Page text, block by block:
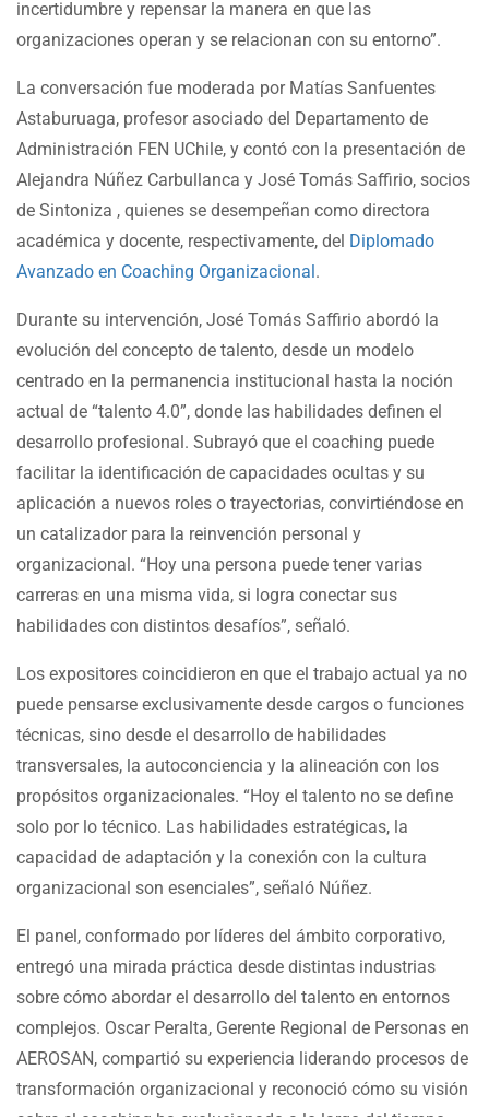
incertidumbre y repensar la manera en que las
organizaciones operan y se relacionan con su entorno”.
La conversación fue moderada por Matías Sanfuentes
Astaburuaga, profesor asociado del Departamento de
Administración FEN UChile, y contó con la presentación de
Alejandra Núñez Carbullanca y José Tomás Saffirio, socios
de Sintoniza , quienes se desempeñan como directora
académica y docente, respectivamente, del Diplomado
Avanzado en Coaching Organizacional.
Durante su intervención, José Tomás Saffirio abordó la
evolución del concepto de talento, desde un modelo
centrado en la permanencia institucional hasta la noción
actual de “talento 4.0”, donde las habilidades definen el
desarrollo profesional. Subrayó que el coaching puede
facilitar la identificación de capacidades ocultas y su
aplicación a nuevos roles o trayectorias, convirtiéndose en
un catalizador para la reinvención personal y
organizacional. “Hoy una persona puede tener varias
carreras en una misma vida, si logra conectar sus
habilidades con distintos desafíos”, señaló.
Los expositores coincidieron en que el trabajo actual ya no
puede pensarse exclusivamente desde cargos o funciones
técnicas, sino desde el desarrollo de habilidades
transversales, la autoconciencia y la alineación con los
propósitos organizacionales. “Hoy el talento no se define
solo por lo técnico. Las habilidades estratégicas, la
capacidad de adaptación y la conexión con la cultura
organizacional son esenciales”, señaló Núñez.
El panel, conformado por líderes del ámbito corporativo,
entregó una mirada práctica desde distintas industrias
sobre cómo abordar el desarrollo del talento en entornos
complejos. Oscar Peralta, Gerente Regional de Personas en
AEROSAN, compartió su experiencia liderando procesos de
transformación organizacional y reconoció cómo su visión